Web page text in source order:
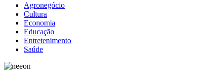
Agronegócio
Cultura
Economia
Educação
Entretenimento
Saúde